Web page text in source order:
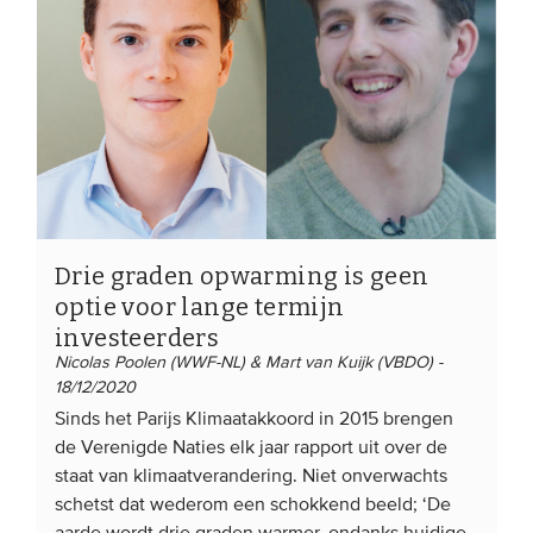
EVENEMENTEN
Van de VBDO
Van leden & partners
MEDIA
Publicaties
Webinars
Podcasts
WIE WE ZIJN
Drie graden opwarming is geen
optie voor lange termijn
investeerders
Nicolas Poolen (WWF-NL) & Mart van Kuijk (VBDO) -
18/12/2020
Sinds het Parijs Klimaatakkoord in 2015 brengen
de Verenigde Naties elk jaar rapport uit over de
staat van klimaatverandering. Niet onverwachts
schetst dat wederom een schokkend beeld; ‘De